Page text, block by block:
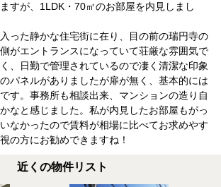
すが、1LDK・70㎡のお部屋を内見しまし
った静かな住宅街に在り、目の前の瑞円寺の
がエントランスになっていて荘厳な雰囲気で
、日勤で管理されているので凄く清潔な印象
パネルがありましたが扉が無く、基本的には
す。事務所も相談出来、マンションの造り自
なと感じました。私が内見したお部屋もがっ
なかったので賃料が相場に比べてお求めやす
の方にお勧めできますね！
近くの物件リスト